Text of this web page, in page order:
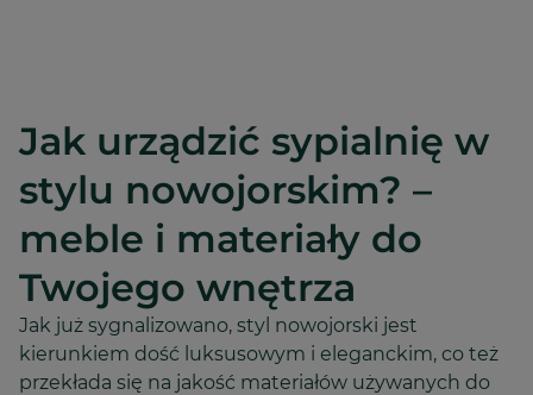
Jak urządzić sypialnię w
stylu nowojorskim? –
meble i materiały do
Twojego wnętrza
Jak już sygnalizowano, styl nowojorski jest
kierunkiem dość luksusowym i eleganckim, co też
przekłada się na jakość materiałów używanych do